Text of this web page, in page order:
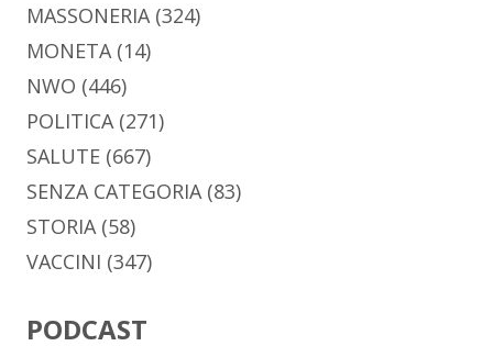
MASSONERIA(324)
MONETA(14)
NWO (446)
POLITICA(271)
SALUTE (667)
SENZA CATEGORIA(83)
STORIA(58)
VACCINI (347)
PODCAST